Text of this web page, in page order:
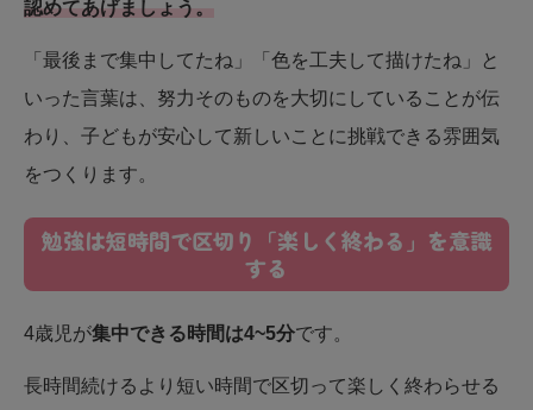
認めてあげましょう。
「最後まで集中してたね」「色を工夫して描けたね」と
いった言葉は、努力そのものを大切にしていることが伝
わり、子どもが安心して新しいことに挑戦できる雰囲気
をつくります。
勉強は短時間で区切り「楽しく終わる」を意識
する
4歳児が集中できる時間は4~5分です。
長時間続けるより短い時間で区切って楽しく終わらせる